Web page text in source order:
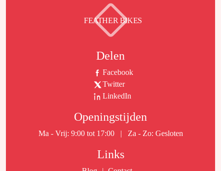
FEATHER BIKES
Delen
Facebook
Twitter
LinkedIn
Openingstijden
Ma - Vrij: 9:00 tot 17:00 | Za - Zo: Gesloten
Links